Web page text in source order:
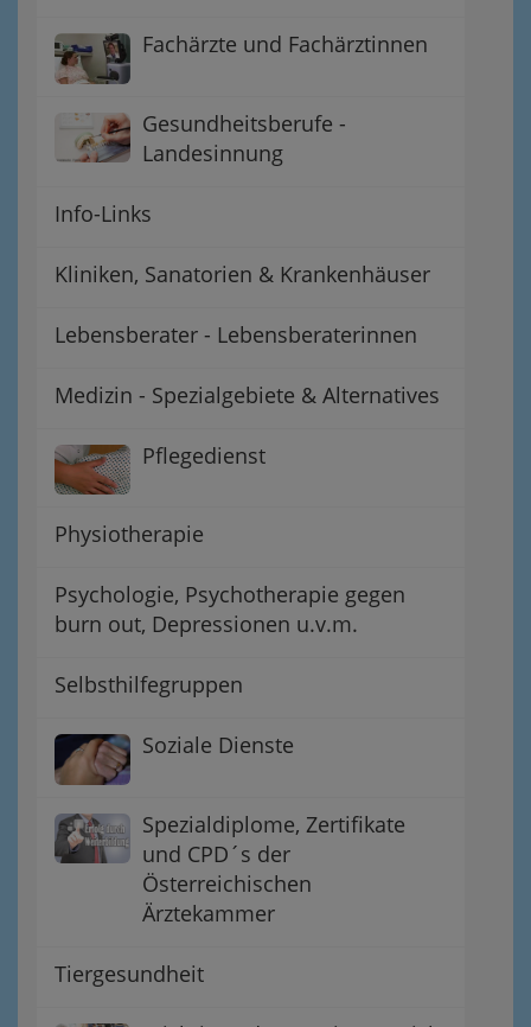
Fachärzte und Fachärztinnen
Gesundheitsberufe -
Landesinnung
Info-Links
Kliniken, Sanatorien & Krankenhäuser
Lebensberater - Lebensberaterinnen
Medizin - Spezialgebiete & Alternatives
Pflegedienst
Physiotherapie
Psychologie, Psychotherapie gegen
burn out, Depressionen u.v.m.
Selbsthilfegruppen
Soziale Dienste
Spezialdiplome, Zertifikate
und CPD´s der
Österreichischen
Ärztekammer
Tiergesundheit